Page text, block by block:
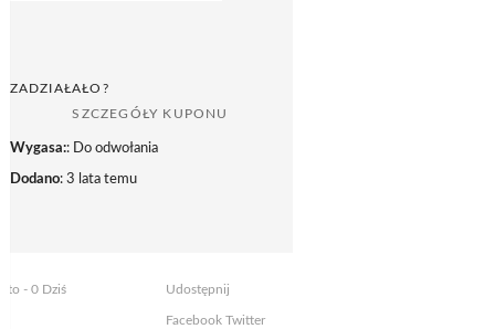
ZADZIAŁAŁO?
SZCZEGÓŁY KUPONU
Wygasa:: Do odwołania
Dodano: 3 lata temu
- 0 Dziś Udostępnij
FacebookTwitter